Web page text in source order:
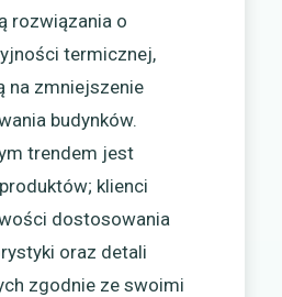
rozwiązania o
termicznej,
na zmniejszenie
budynków.
trendem jest
klienci
dostosowania
oraz detali
zgodnie ze swoimi